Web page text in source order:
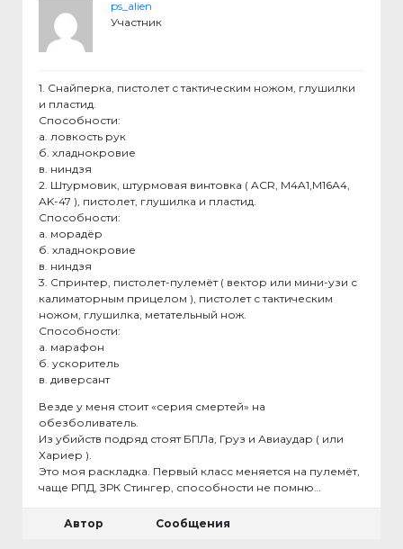
ps_alien
Участник
1. Снайперка, пистолет с тактическим ножом, глушилки
и пластид.
Способности:
а. ловкость рук
б. хладнокровие
в. ниндзя
2. Штурмовик, штурмовая винтовка ( ACR, M4A1,М16А4,
AK-47 ), пистолет, глушилка и пластид.
Способности:
а. морадёр
б. хладнокровие
в. ниндзя
3. Спринтер, пистолет-пулемёт ( вектор или мини-узи с
калиматорным прицелом ), пистолет с тактическим
ножом, глушилка, метательный нож.
Способности:
а. марафон
б. ускоритель
в. диверсант
Везде у меня стоит «серия смертей» на
обезболиватель.
Из убийств подряд стоят БПЛа, Груз и Авиаудар ( или
Хариер ).
Это моя раскладка. Первый класс меняется на пулемёт,
чаще РПД, ЗРК Стингер, способности не помню…
Автор Сообщения